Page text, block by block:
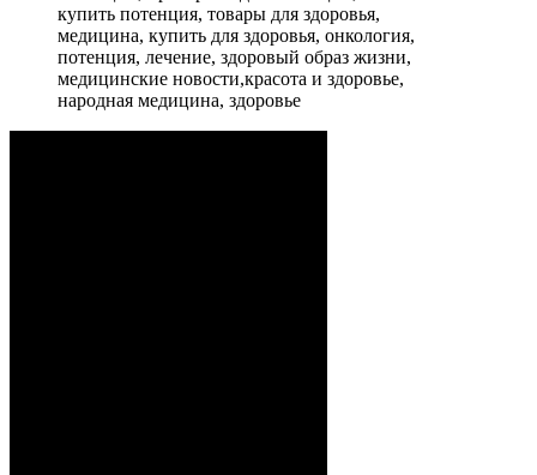
купить потенция, товары для здоровья,
медицина, купить для здоровья, онкология,
потенция, лечение, здоровый образ жизни,
медицинские новости,красота и здоровье,
народная медицина, здоровье